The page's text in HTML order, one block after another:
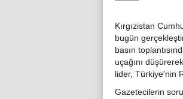
Kırgızistan
bugün
basın
uçağını
lider, Türkiye'nin
Gazetecilerin